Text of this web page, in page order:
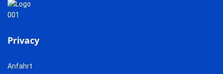
Privacy
Anfahrt